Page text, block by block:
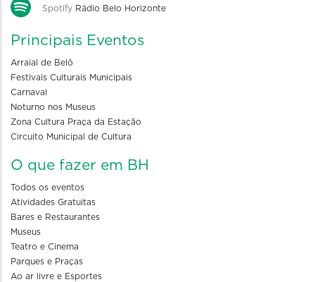
Spotify Rádio Belo Horizonte
Principais Eventos
Arraial de Belô
Festivais Culturais Municipais
Carnaval
Noturno nos Museus
Zona Cultura Praça da Estação
Circuito Municipal de Cultura
O que fazer em BH
Todos os eventos
Atividades Gratuitas
Bares e Restaurantes
Museus
Teatro e Cinema
Parques e Praças
Ao ar livre e Esportes